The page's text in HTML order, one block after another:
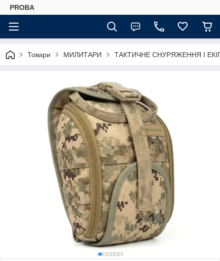
PROBA
Товари МИЛИТАРИ ТАКТИЧНЕ СНУРЯЖЕННЯ І